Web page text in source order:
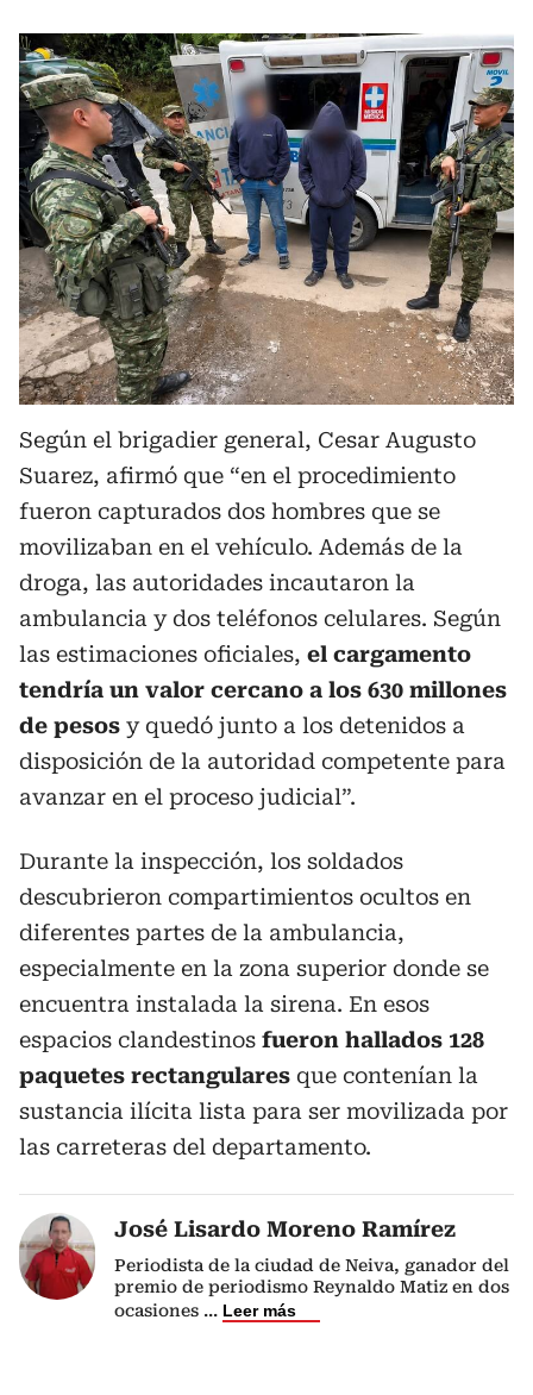
Según el brigadier general, Cesar Augusto
Suarez, afirmó que “en el procedimiento
fueron capturados dos hombres que se
movilizaban en el vehículo. Además de la
droga, las autoridades incautaron la
ambulancia y dos teléfonos celulares. Según
las estimaciones oficiales, el cargamento
tendría un valor cercano a los 630 millones
de pesos y quedó junto a los detenidos a
disposición de la autoridad competente para
avanzar en el proceso judicial”.
Durante la inspección, los soldados
descubrieron compartimientos ocultos en
diferentes partes de la ambulancia,
especialmente en la zona superior donde se
encuentra instalada la sirena. En esos
espacios clandestinos fueron hallados 128
paquetes rectangulares que contenían la
sustancia ilícita lista para ser movilizada por
las carreteras del departamento.
José Lisardo Moreno Ramírez
Periodista de la ciudad de Neiva, ganador del
premio de periodismo Reynaldo Matiz en dos
ocasiones ... Leer más